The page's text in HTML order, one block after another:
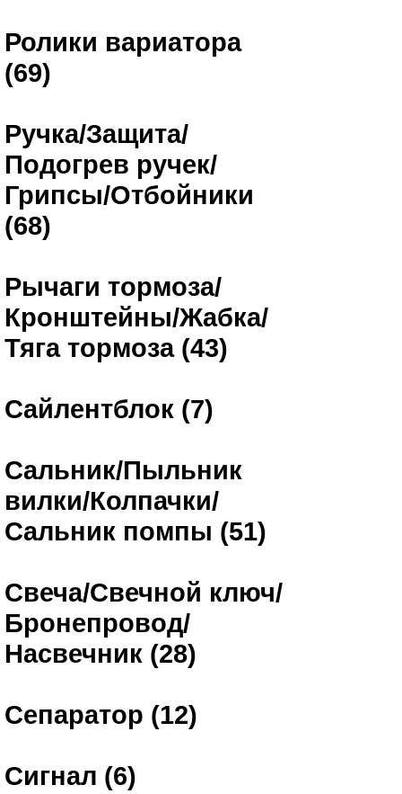
Ролики вариатора
(69)
Ручка/Защита/
Подогрев ручек/
Грипсы/Отбойники
(68)
Рычаги тормоза/
Кронштейны/Жабка/
Тяга тормоза (43)
Сайлентблок (7)
Сальник/Пыльник
вилки/Колпачки/
Сальник помпы (51)
Свеча/Свечной ключ/
Бронепровод/
Насвечник (28)
Сепаратор (12)
Сигнал (6)